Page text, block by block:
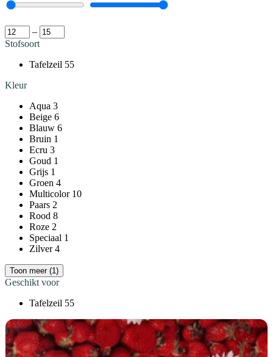
–
Stofsoort
Tafelzeil 55
Kleur
Aqua 3
Beige 6
Blauw 6
Bruin 1
Ecru 3
Goud 1
Grijs 1
Groen 4
Multicolor 10
Paars 2
Rood 8
Roze 2
Speciaal 1
Zilver 4
Toon meer (1)
Geschikt voor
Tafelzeil 55